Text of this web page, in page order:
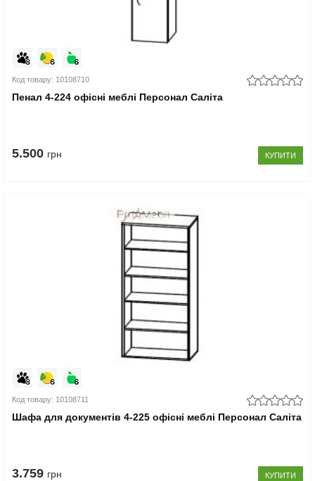
Код товару: 10108710
Пенал 4-224 офісні меблі Персонал Саліта
5.500 грн КУПИТИ
Код товару: 10108711
Шафа для документів 4-225 офісні меблі Персонал Саліта
3.759 грн КУПИТИ